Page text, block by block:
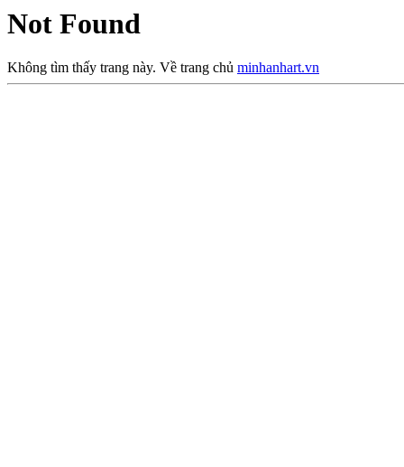
Not Found
Không tìm thấy trang này. Về trang chủ minhanhart.vn